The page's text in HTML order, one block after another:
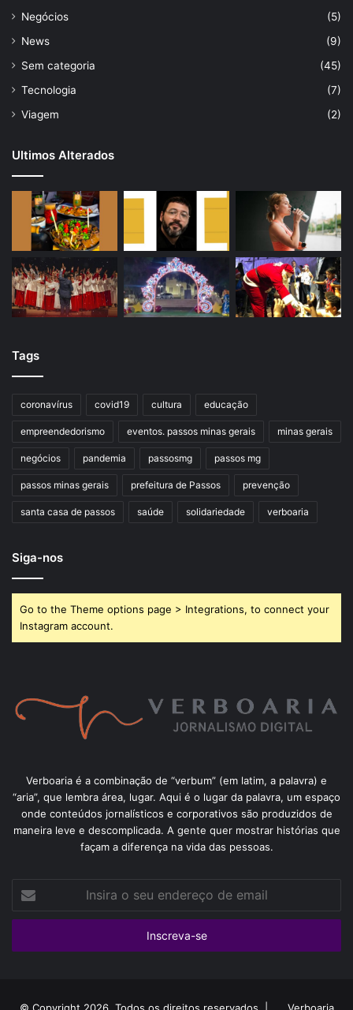
Negócios
(5)
News
(9)
Sem categoria
(45)
Tecnologia
(7)
Viagem
(2)
Ultimos Alterados
Tags
coronavírus covid19 cultura educação
empreendedorismo eventos. passos minas gerais minas gerais
negócios pandemia passosmg passos mg
passos minas gerais prefeitura de Passos prevenção
santa casa de passos saúde solidariedade verboaria
Siga-nos
Go to the Theme options page > Integrations, to connect your
Instagram account.
Verboaria é a combinação de “verbum” (em latim, a palavra) e
“aria”, que lembra área, lugar. Aqui é o lugar da palavra, um espaço
onde conteúdos jornalísticos e corporativos são produzidos de
maneira leve e descomplicada. A gente quer mostrar histórias que
façam a diferença na vida das pessoas.
seu
de